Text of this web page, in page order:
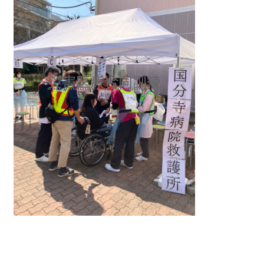
災害医療合同訓練